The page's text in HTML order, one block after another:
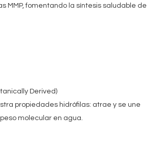
MMP, fomentando la síntesis saludable de
Derived)
propiedades hidrófilas: atrae y se une
molecular en agua.